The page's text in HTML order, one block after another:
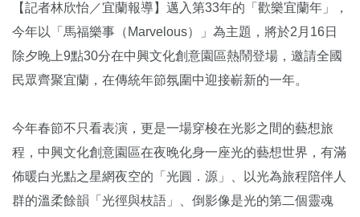
【記者林欣怡／宜蘭報導】邁入第33年的「歡樂宜蘭年」，
今年以「馬福樂事（Marvelous）」為主題，將於2月16日
除夕晚上9點30分在中興文化創意園區熱鬧登場，邀請全國
民眾齊聚宜蘭，在傳統年節氛圍中迎接嶄新的一年。
今年春節不只看表演，更是一場穿梭在光影之間的藝想旅
程，中興文化創意園區在夜晚化身一座光的藝想世界，有滿
佈暖白光點之星網夜空的「光圓．源」、以光為旅程陪伴人
群的溫柔餘韻「光徑與枝語」、倒影像是光的第二個靈魂